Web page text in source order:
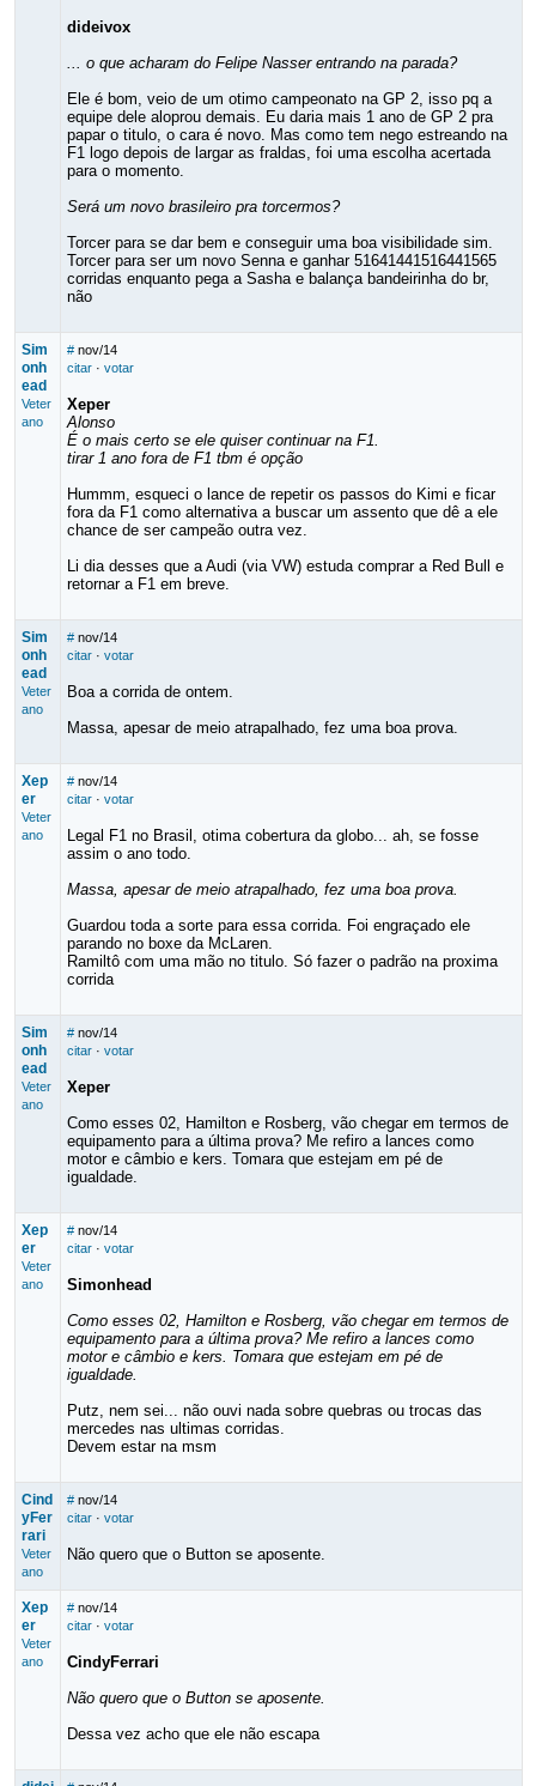
dideivox
... o que acharam do Felipe Nasser entrando na parada?
Ele é bom, veio de um otimo campeonato na GP 2, isso pq a
equipe dele aloprou demais. Eu daria mais 1 ano de GP 2 pra
papar o titulo, o cara é novo. Mas como tem nego estreando na
F1 logo depois de largar as fraldas, foi uma escolha acertada
para o momento.
Será um novo brasileiro pra torcermos?
Torcer para se dar bem e conseguir uma boa visibilidade sim.
Torcer para ser um novo Senna e ganhar 51641441516441565
corridas enquanto pega a Sasha e balança bandeirinha do br,
não
Sim
onh
ead
Veter
ano
# nov/14
citar· votar
Xeper
Alonso
É o mais certo se ele quiser continuar na F1.
tirar 1 ano fora de F1 tbm é opção
Hummm, esqueci o lance de repetir os passos do Kimi e ficar
fora da F1 como alternativa a buscar um assento que dê a ele
chance de ser campeão outra vez.
Li dia desses que a Audi (via VW) estuda comprar a Red Bull e
retornar a F1 em breve.
Sim
onh
ead
Veter
ano
# nov/14
citar· votar
Boa a corrida de ontem.
Massa, apesar de meio atrapalhado, fez uma boa prova.
Xep
er
Veter
ano
# nov/14
citar· votar
Legal F1 no Brasil, otima cobertura da globo... ah, se fosse
assim o ano todo.
Massa, apesar de meio atrapalhado, fez uma boa prova.
Guardou toda a sorte para essa corrida. Foi engraçado ele
parando no boxe da McLaren.
Ramiltô com uma mão no titulo. Só fazer o padrão na proxima
corrida
Sim
onh
ead
Veter
ano
# nov/14
citar· votar
Xeper
Como esses 02, Hamilton e Rosberg, vão chegar em termos de
equipamento para a última prova? Me refiro a lances como
motor e câmbio e kers. Tomara que estejam em pé de
igualdade.
Xep
er
Veter
ano
# nov/14
citar· votar
Simonhead
Como esses 02, Hamilton e Rosberg, vão chegar em termos de
equipamento para a última prova? Me refiro a lances como
motor e câmbio e kers. Tomara que estejam em pé de
igualdade.
Putz, nem sei... não ouvi nada sobre quebras ou trocas das
mercedes nas ultimas corridas.
Devem estar na msm
Cind
yFer
rari
Veter
ano
# nov/14
citar· votar
Não quero que o Button se aposente.
Xep
er
Veter
ano
# nov/14
citar· votar
CindyFerrari
Não quero que o Button se aposente.
Dessa vez acho que ele não escapa